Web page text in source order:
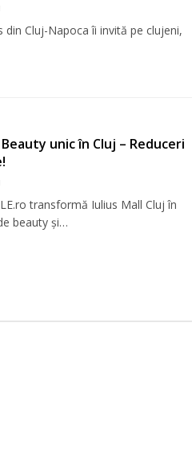
Cluj-Napoca îi invită pe clujeni,
unic în Cluj – Reduceri
transformă Iulius Mall Cluj în
beauty și…